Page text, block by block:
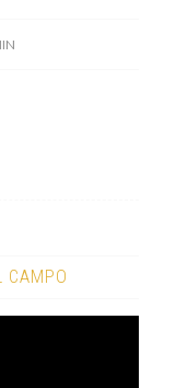
CAMPO